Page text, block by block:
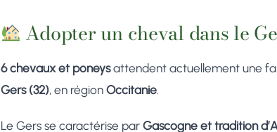
Adopter un cheval dans le
6 chevaux et poneysattendent actuellement une
Gers (32), en région Occitanie.
Le Gers se caractérise par Gascogne et tradition